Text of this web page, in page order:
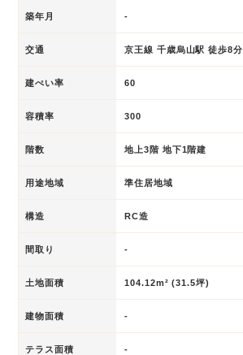
築年月 -
交通 京王線 千歳烏山駅 徒歩8分
建ぺい率 60
容積率 300
階数 地上3階 地下1階建
用途地域 準住居地域
構造 RC造
間取り -
土地面積 104.12m² (31.5坪)
建物面積 -
テラス面積 -